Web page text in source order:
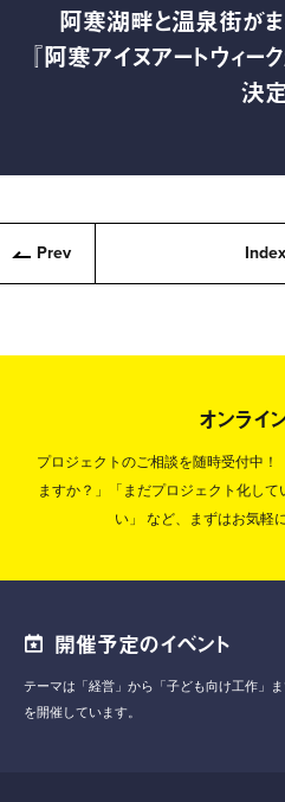
阿寒湖畔と温泉街がま
『阿寒アイヌアートウィ
決
Prev Index
オンライ
プロジェクトのご相談を随時受付中！
ますか？」「まだプロジェクト化し
い」
など、まずはお気軽
開催予定のイベント
テーマは「経営」から「子ども向け工作」ま
を開催しています。